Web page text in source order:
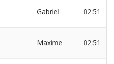
Gabriel 02:51
Maxime 02:51